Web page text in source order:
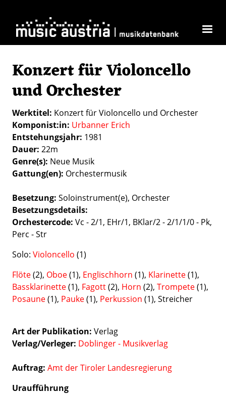
Konzert für Violoncello
und Orchester
Werktitel Konzert für Violoncello und Orchester
Komponist:in Urbanner Erich
Entstehungsjahr 1981
Dauer 22m
Genre(s) Neue Musik
Gattung(en) Orchestermusik
Besetzung Soloinstrument(e) Orchester
Besetzungsdetails
Orchestercode: Vc - 2/1, EHr/1, BKlar/2 - 2/1/1/0 - Pk,
Perc - Str
Solo: Violoncello (1)
Flöte(2), Oboe(1), Englischhorn (1), Klarinette(1),
Bassklarinette(1), Fagott(2), Horn (2), Trompete(1),
Posaune(1), Pauke(1), Perkussion (1), Streicher
Art der Publikation Verlag
Verlag/Verleger Doblinger - Musikverlag
Auftrag: Amt der Tiroler Landesregierung
Uraufführung